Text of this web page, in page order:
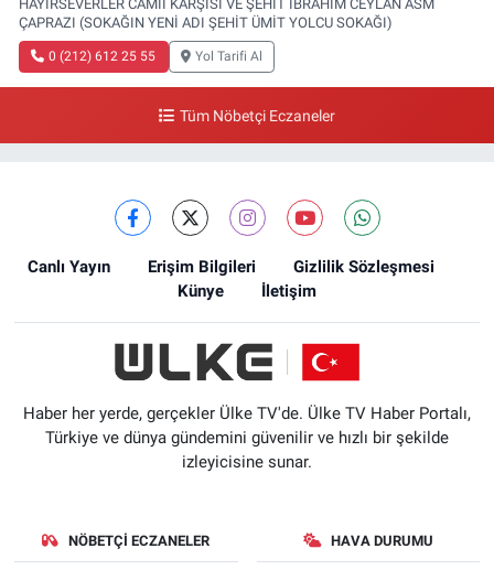
HAYIRSEVERLER CAMİİ KARŞISI VE ŞEHİT İBRAHİM CEYLAN ASM
ÇAPRAZI (SOKAĞIN YENİ ADI ŞEHİT ÜMİT YOLCU SOKAĞI)
0 (212) 612 25 55 Yol Tarifi Al
Tüm Nöbetçi Eczaneler
Canlı Yayın Erişim Bilgileri
Gizlilik Sözleşmesi
Künye
İletişim
Haber her yerde, gerçekler Ülke TV'de. Ülke TV Haber Portalı,
Türkiye ve dünya gündemini güvenilir ve hızlı bir şekilde
izleyicisine sunar.
NÖBETÇI ECZANELER HAVA DURUMU